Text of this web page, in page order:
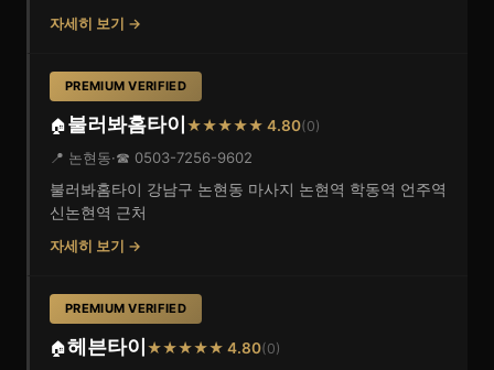
자세히 보기 →
PREMIUM VERIFIED
🏠불러봐홈타이★★★★★ 4.80(0)
📍 논현동·☎ 0503-7256-9602
불러봐홈타이 강남구 논현동 마사지 논현역 학동역 언주역
신논현역 근처
자세히 보기 →
PREMIUM VERIFIED
🏠헤븐타이★★★★★ 4.80(0)